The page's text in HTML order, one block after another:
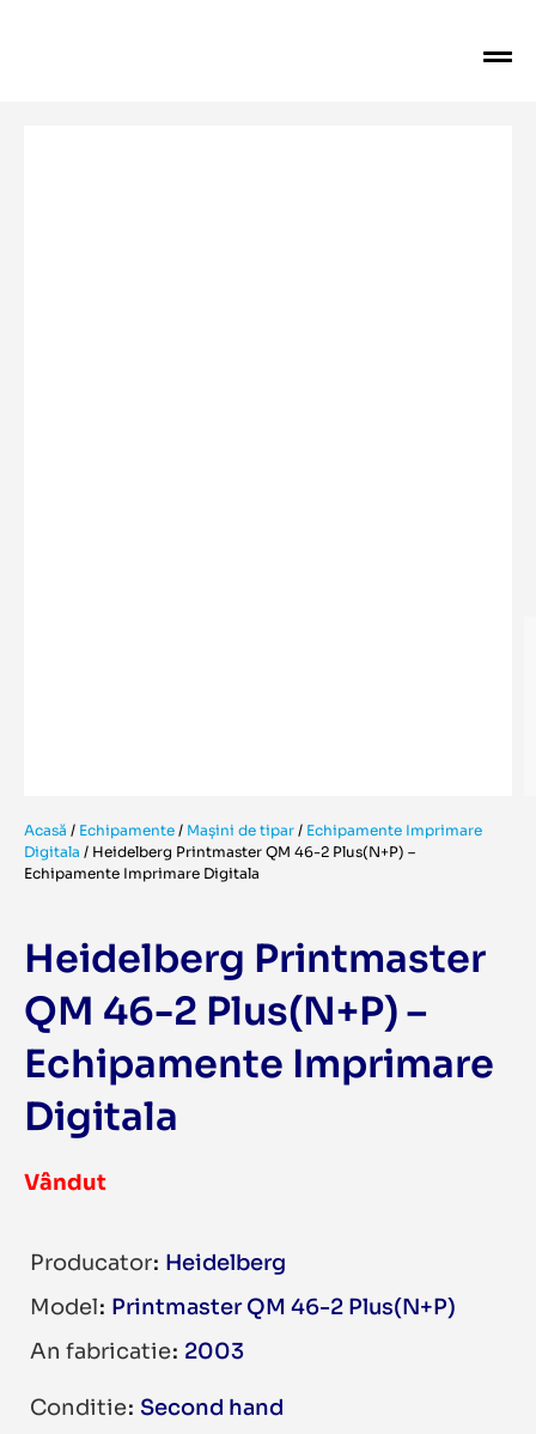
Acasă / Echipamente / Mașini de tipar / Echipamente Imprimare
Digitala / Heidelberg Printmaster QM 46-2 Plus(N+P) –
Echipamente Imprimare Digitala
Heidelberg Printmaster
QM 46-2 Plus(N+P) –
Echipamente Imprimare
Digitala
Vândut
Producator Heidelberg
Model Printmaster QM 46-2 Plus(N+P)
An fabricatie 2003
Conditie Second hand